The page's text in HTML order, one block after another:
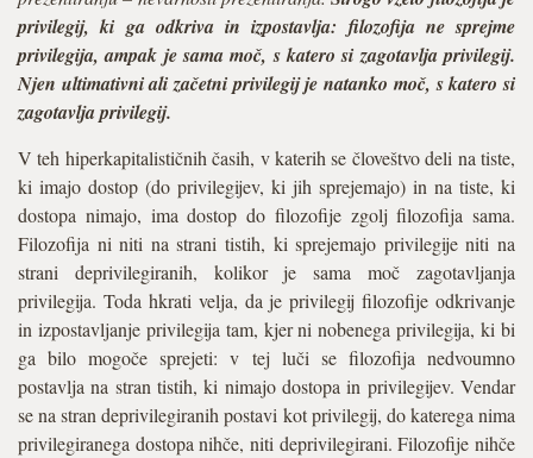
privilegij, ki ga odkriva in izpostavlja: filozofija ne sprejme
privilegija, ampak je sama moč, s katero si zagotavlja privilegij.
Njen ultimativni ali začetni privilegij je natanko moč, s katero si
zagotavlja privilegij.
V teh hiperkapitalističnih časih, v katerih se človeštvo deli na tiste,
ki imajo dostop (do privilegijev, ki jih sprejemajo) in na tiste, ki
dostopa nimajo, ima dostop do filozofije zgolj filozofija sama.
Filozofija ni niti na strani tistih, ki sprejemajo privilegije niti na
strani deprivilegiranih, kolikor je sama moč zagotavljanja
privilegija. Toda hkrati velja, da je privilegij filozofije odkrivanje
in izpostavljanje privilegija tam, kjer ni nobenega privilegija, ki bi
ga bilo mogoče sprejeti: v tej luči se filozofija nedvoumno
postavlja na stran tistih, ki nimajo dostopa in privilegijev. Vendar
se na stran deprivilegiranih postavi kot privilegij, do katerega nima
privilegiranega dostopa nihče, niti deprivilegirani. Filozofije nihče